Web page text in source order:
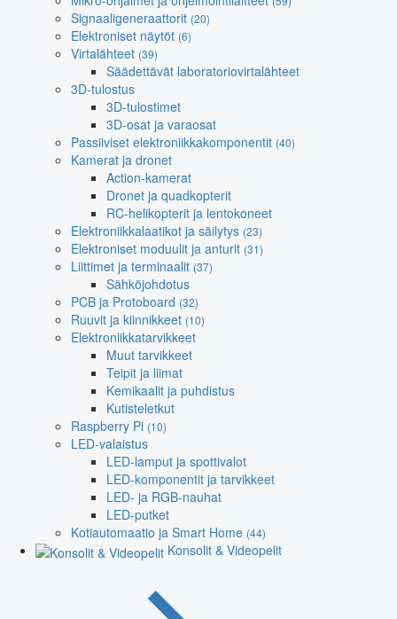
Signaaligeneraattorit (20)
Elektroniset näytöt (6)
Virtalähteet (39)
Säädettävät laboratoriovirtalähteet
3D-tulostus
3D-tulostimet
3D-osat ja varaosat
Passiiviset elektroniikkakomponentit (40)
Kamerat ja dronet
Action-kamerat
Dronet ja quadkopterit
RC-helikopterit ja lentokoneet
Elektroniikkalaatikot ja säilytys (23)
Elektroniset moduulit ja anturit (31)
Liittimet ja terminaalit (37)
Sähköjohdotus
PCB ja Protoboard (32)
Ruuvit ja kiinnikkeet (10)
Elektroniikkatarvikkeet
Muut tarvikkeet
Teipit ja liimat
Kemikaalit ja puhdistus
Kutisteletkut
Raspberry Pi (10)
LED-valaistus
LED-lamput ja spottivalot
LED-komponentit ja tarvikkeet
LED- ja RGB-nauhat
LED-putket
Kotiautomaatio ja Smart Home (44)
Konsolit & Videopelit